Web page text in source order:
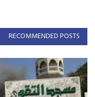
RECOMMENDED POSTS